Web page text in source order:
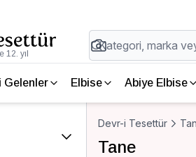
12. yıl
Gelenler Elbise Abiye Elbise
Devr-i Tesettür
Tane